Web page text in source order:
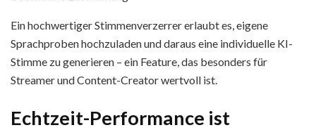
Ein hochwertiger Stimmenverzerrer erlaubt es, eigene
Sprachproben hochzuladen und daraus eine individuelle KI-
Stimme zu generieren – ein Feature, das besonders für
Streamer und Content-Creator wertvoll ist.
Echtzeit-Performance ist